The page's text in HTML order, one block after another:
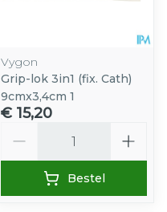
Vygon
Grip-lok 3in1 (fix. Cath)
9cmx3,4cm 1
€ 15,20
Bestel